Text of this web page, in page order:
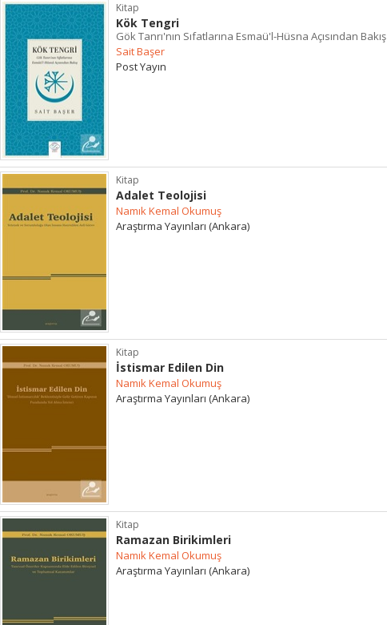
Kitap
Kök Tengri
Gök Tanrı'nın Sıfatlarına Esmaü'l-Hüsna Açısından Bakış
Sait Başer
Post Yayın
Kitap
Adalet Teolojisi
Namık Kemal Okumuş
Araştırma Yayınları (Ankara)
Kitap
İstismar Edilen Din
Namık Kemal Okumuş
Araştırma Yayınları (Ankara)
Kitap
Ramazan Birikimleri
Namık Kemal Okumuş
Araştırma Yayınları (Ankara)